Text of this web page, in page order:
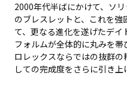
2000年代半ばにかけて、ソ
のブレスレットと、これを
て、更なる進化を遂げたデイ
フォルムが全体的に丸みを帯
ロレックスならではの抜群
しての完成度をさらに引き上